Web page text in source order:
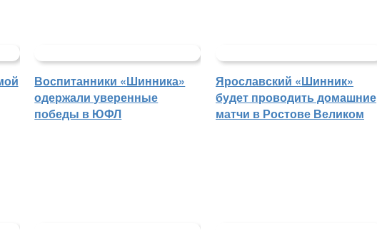
Воспитанники «Шинника»
одержали уверенные
победы в ЮФЛ
Ярославский «Шинник»
будет проводить домашние
матчи в Ростове Великом